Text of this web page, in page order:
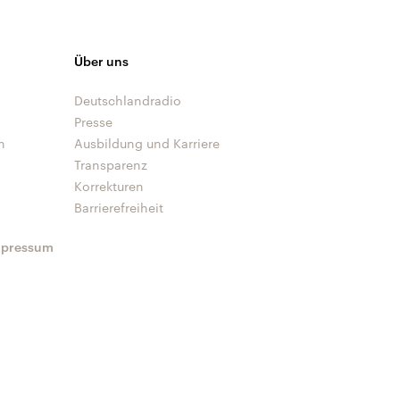
Über uns
Deutschlandradio
Presse
Ausbildung und Karriere
Transparenz
Korrekturen
Barrierefreiheit